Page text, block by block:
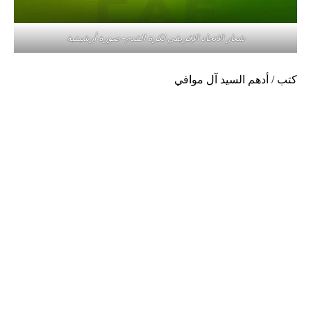
شعار الاتحاد الإفريقي لكرة القدم- صورة أرشيفية
كتب / أدهم السيد آل موافي